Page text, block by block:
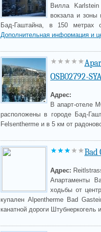
Вилла
вокзала и зоны
Бад-Гаштайна, в 150 метрах
Дополнительная информация и
OSB02792-
Адрес:
В апарт-отеле
расположены в городе Бад-
Felsentherme и в 5 км от
Bad
Адрес:
Апартаменты
ходьбы от
купален Alpentherme Bad
канатной дороги Штубнеркогель